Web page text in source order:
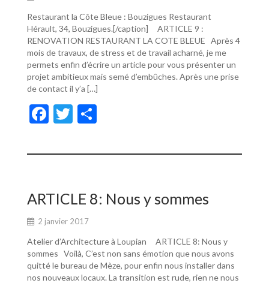
Restaurant la Côte Bleue : Bouzigues Restaurant
Hérault, 34, Bouzigues.[/caption] ARTICLE 9 :
RENOVATION RESTAURANT LA COTE BLEUE Après 4
mois de travaux, de stress et de travail acharné, je me
permets enfin d’écrire un article pour vous présenter un
projet ambitieux mais semé d’embûches. Après une prise
de contact il y’a […]
F
e
o
o
k
T
itt ta
er
ARTICLE 8: Nous y sommes
2 janvier 2017
Atelier d’Architecture à Loupian ARTICLE 8: Nous y
sommes Voilà, C’est non sans émotion que nous avons
quitté le bureau de Mèze, pour enfin nous installer dans
nos nouveaux locaux. La transition est rude, rien ne nous